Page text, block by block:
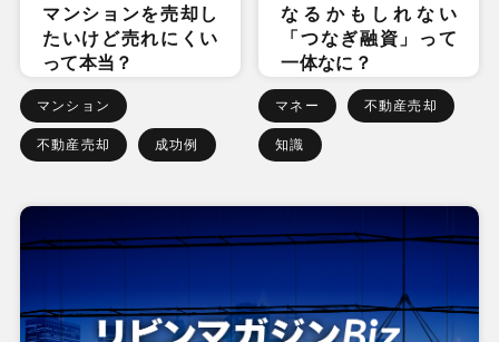
マンションを売却し
たいけど売れにくい
って本当？
マンション
不動産売却 成功例
なるかもしれない
「つなぎ融資」って
一体なに？
マネー 不動産売却
知識